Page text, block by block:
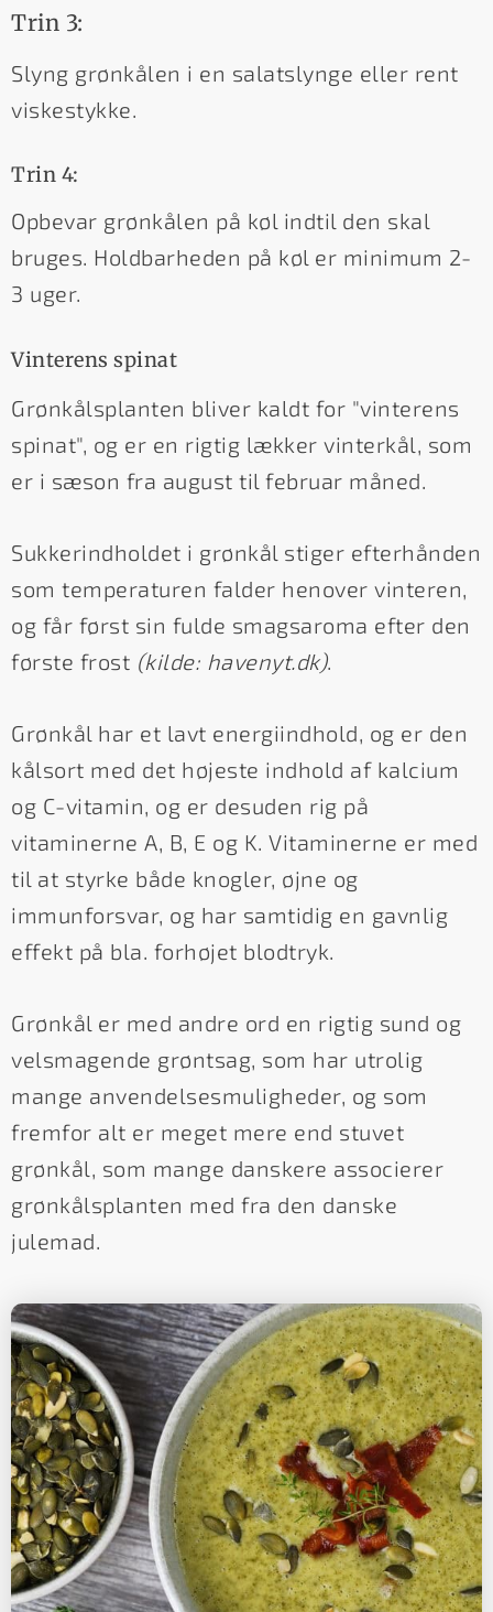
Trin 3:
Slyng grønkålen i en salatslynge eller rent
viskestykke.
Trin 4:
Opbevar grønkålen på køl indtil den skal
bruges. Holdbarheden på køl er minimum 2-
3 uger.
Vinterens spinat
Grønkålsplanten bliver kaldt for "vinterens
spinat", og er en rigtig lækker vinterkål, som
er i sæson fra august til februar måned.
Sukkerindholdet i grønkål stiger efterhånden
som temperaturen falder henover vinteren,
og får først sin fulde smagsaroma efter den
første frost (kilde: havenyt.dk).
Grønkål har et lavt energiindhold, og er den
kålsort med det højeste indhold af kalcium
og C-vitamin, og er desuden rig på
vitaminerne A, B, E og K. Vitaminerne er med
til at styrke både knogler, øjne og
immunforsvar, og har samtidig en gavnlig
effekt på bla. forhøjet blodtryk.
Grønkål er med andre ord en rigtig sund og
velsmagende grøntsag, som har utrolig
mange anvendelsesmuligheder, og som
fremfor alt er meget mere end stuvet
grønkål, som mange danskere associerer
grønkålsplanten med fra den danske
julemad.